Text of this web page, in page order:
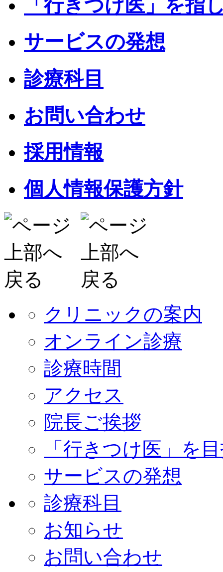
「行きつけ医」を指
サービスの発想
診療科目
お問い合わせ
採用情報
個人情報保護方針
クリニックの案内
オンライン診療
診療時間
アクセス
院長ご挨拶
「行きつけ医」を
サービスの発想
診療科目
お知らせ
お問い合わせ